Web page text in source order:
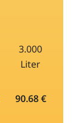
3.000
Liter
90.68 €